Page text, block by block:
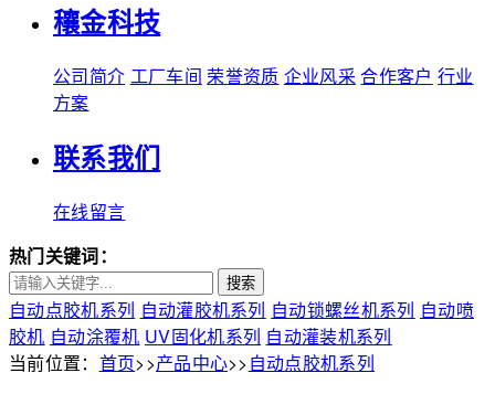
穰金科技
公司简介 工厂车间 荣誉资质 企业风采 合作客户 行业
方案
联系我们
在线留言
热门关键词：
搜索
自动点胶机系列 自动灌胶机系列 自动锁螺丝机系列 自动喷
胶机 自动涂覆机 UV固化机系列 自动灌装机系列
当前位置： 首页>>产品中心>> 自动点胶机系列